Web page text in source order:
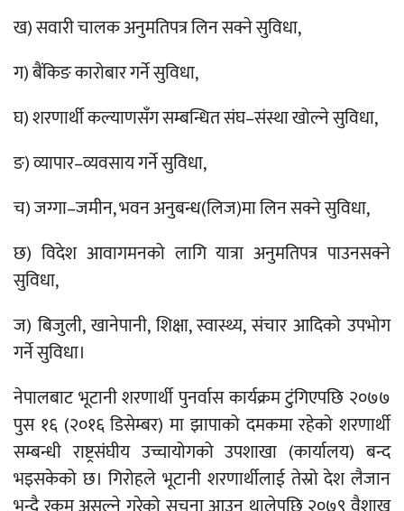
ख) सवारी चालक अनुमतिपत्र लिन सक्ने सुविधा,
ग) बैंकिङ कारोबार गर्ने सुविधा,
घ) शरणार्थी कल्याणसँग सम्बन्धित संघ–संस्था खोल्ने सुविधा,
ङ) व्यापार–व्यवसाय गर्ने सुविधा,
च) जग्गा–जमीन, भवन अनुबन्ध(लिज)मा लिन सक्ने सुविधा,
छ) विदेश आवागमनको लागि यात्रा अनुमतिपत्र पाउनसक्ने
सुविधा,
ज) बिजुली, खानेपानी, शिक्षा, स्वास्थ्य, संचार आदिको उपभोग
गर्ने सुविधा।
नेपालबाट भूटानी शरणार्थी पुनर्वास कार्यक्रम टुंगिएपछि २०७७
पुस १६ (२०१६ डिसेम्बर) मा झापाको दमकमा रहेको शरणार्थी
सम्बन्धी राष्ट्रसंघीय उच्चायोगको उपशाखा (कार्यालय) बन्द
भइसकेको छ। गिरोहले भूटानी शरणार्थीलाई तेस्रो देश लैजान